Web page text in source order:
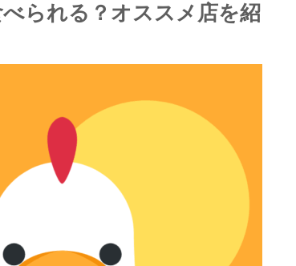
られる？オススメ店を紹